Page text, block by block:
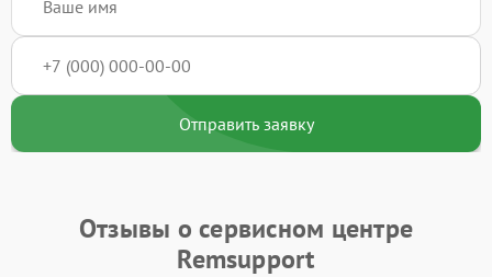
Отправить заявку
Отзывы о сервисном центре
Remsupport